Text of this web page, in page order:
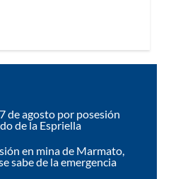
de agosto por posesión
de la Espriella
en mina de Marmato,
sabe de la emergencia